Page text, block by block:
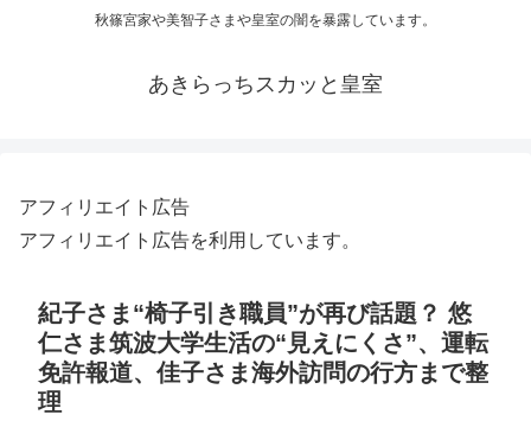
秋篠宮家や美智子さまや皇室の闇を暴露しています。
あきらっちスカッと皇室
アフィリエイト広告
アフィリエイト広告を利用しています。
紀子さま“椅子引き職員”が再び話題？ 悠
仁さま筑波大学生活の“見えにくさ”、運転
免許報道、佳子さま海外訪問の行方まで整
理